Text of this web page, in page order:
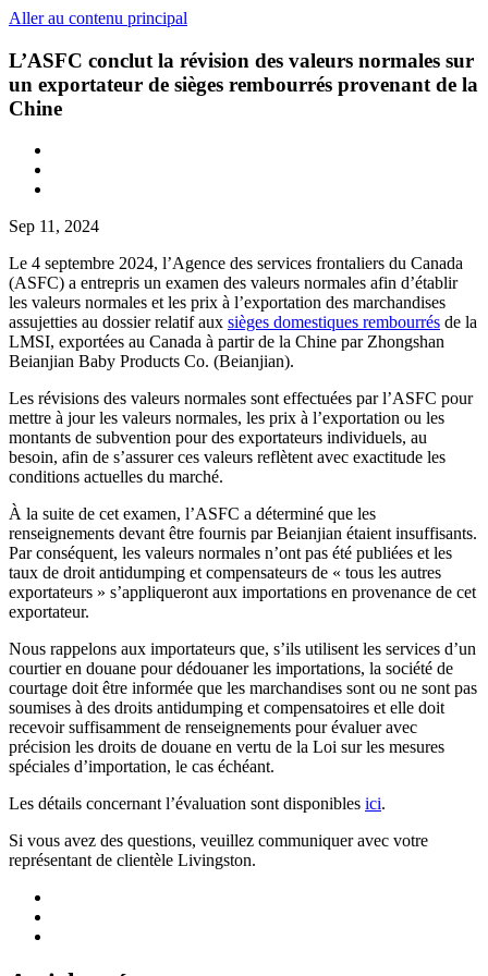
Aller au contenu principal
L’ASFC conclut la révision des valeurs normales sur
un exportateur de sièges rembourrés provenant de la
Chine
Sep 11, 2024
Le 4 septembre 2024, l’Agence des services frontaliers du Canada
(ASFC) a entrepris un examen des valeurs normales afin d’établir
les valeurs normales et les prix à l’exportation des marchandises
assujetties au dossier relatif aux sièges domestiques rembourrés de la
LMSI, exportées au Canada à partir de la Chine par Zhongshan
Beianjian Baby Products Co. (Beianjian).
Les révisions des valeurs normales sont effectuées par l’ASFC pour
mettre à jour les valeurs normales, les prix à l’exportation ou les
montants de subvention pour des exportateurs individuels, au
besoin, afin de s’assurer ces valeurs reflètent avec exactitude les
conditions actuelles du marché.
À la suite de cet examen, l’ASFC a déterminé que les
renseignements devant être fournis par Beianjian étaient insuffisants.
Par conséquent, les valeurs normales n’ont pas été publiées et les
taux de droit antidumping et compensateurs de « tous les autres
exportateurs » s’appliqueront aux importations en provenance de cet
exportateur.
Nous rappelons aux importateurs que, s’ils utilisent les services d’un
courtier en douane pour dédouaner les importations, la société de
courtage doit être informée que les marchandises sont ou ne sont pas
soumises à des droits antidumping et compensatoires et elle doit
recevoir suffisamment de renseignements pour évaluer avec
précision les droits de douane en vertu de la Loi sur les mesures
spéciales d’importation, le cas échéant.
Les détails concernant l’évaluation sont disponibles ici.
Si vous avez des questions, veuillez communiquer avec votre
représentant de clientèle Livingston.